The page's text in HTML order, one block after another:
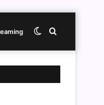
Cari
Switch